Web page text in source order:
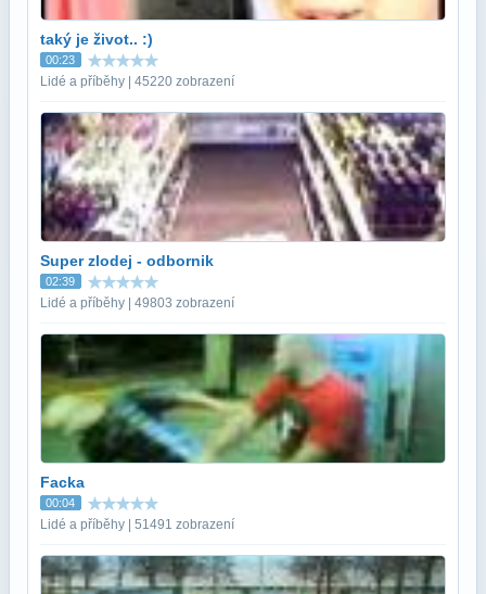
taký je život.. :)
00:23
Lidé a příběhy | 45220 zobrazení
Super zlodej - odbornik
02:39
Lidé a příběhy | 49803 zobrazení
Facka
00:04
Lidé a příběhy | 51491 zobrazení